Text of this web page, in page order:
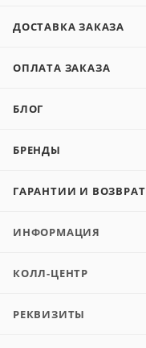
ДОСТАВКА ЗАКАЗА
ОПЛАТА ЗАКАЗА
БЛОГ
БРЕНДЫ
ГАРАНТИИ И ВОЗВРАТ
ИНФОРМАЦИЯ
КОЛЛ-ЦЕНТР
РЕКВИЗИТЫ